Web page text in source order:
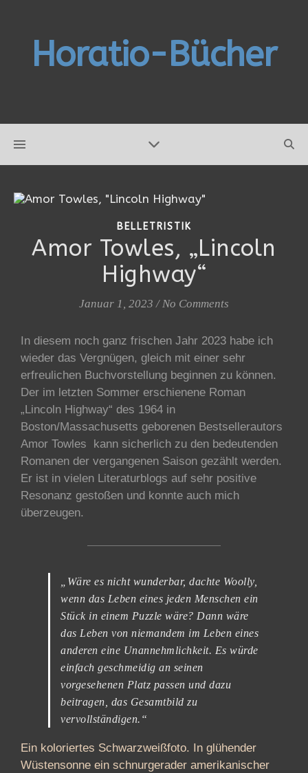
Horatio-Bücher
BELLETRISTIK
Amor Towles, „Lincoln
Highway“
Januar 1, 2023 / No Comments
In diesem noch ganz frischen Jahr 2023 habe ich
wieder das Vergnügen, gleich mit einer sehr
erfreulichen Buchvorstellung beginnen zu können.
Der im letzten Sommer erschienene Roman
„Lincoln Highway“ des 1964 in
Boston/Massachusetts geborenen Bestsellerautors
Amor Towles kann sicherlich zu den bedeutenden
Romanen der vergangenen Saison gezählt werden.
Er ist in vielen Literaturblogs auf sehr positive
Resonanz gestoßen und konnte auch mich
überzeugen.
„Wäre es nicht wunderbar, dachte Woolly,
wenn das Leben eines jeden Menschen ein
Stück in einem Puzzle wäre? Dann wäre
das Leben von niemandem im Leben eines
anderen eine Unannehmlichkeit. Es würde
einfach geschmeidig an seinen
vorgesehenen Platz passen und dazu
beitragen, das Gesamtbild zu
vervollständigen.“
Ein koloriertes Schwarzweißfoto. In glühender
Wüstensonne ein schnurgerader amerikanischer